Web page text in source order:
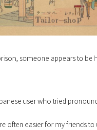
someone appears to be
user who tried
often easier for my friends to